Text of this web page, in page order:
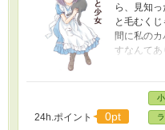
ら、見知
と毛むく
間に私の
すなんて
ぐるみな
ょっと肩
ストはＡＣ
24h.ポイント
0pt